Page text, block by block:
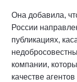
Она добавила,
России
публикациях,
компании,
качестве